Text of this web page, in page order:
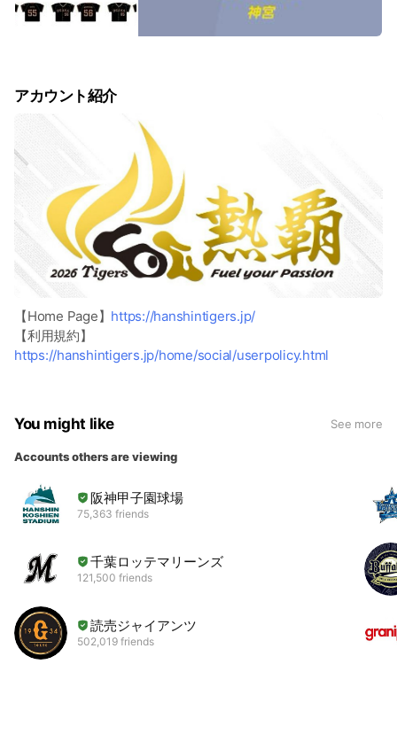
アカウント紹介
【Home Page】 https://hanshintigers.jp/
【利用規約】
https://hanshintigers.jp/home/social/userpolicy.html
You might like See more
Accounts others are viewing
阪神甲子園球場
75,363 friends
千葉ロッテマリーンズ
121,500 friends
読売ジャイアンツ
502,019 friends